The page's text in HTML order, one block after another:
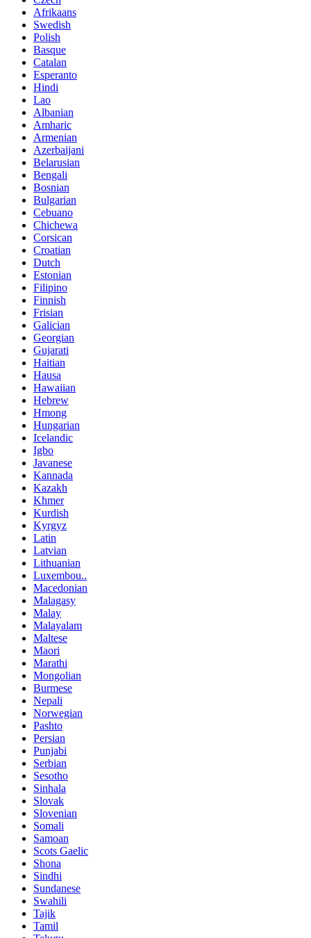
Afrikaans
Swedish
Polish
Basque
Catalan
Esperanto
Hindi
Lao
Albanian
Amharic
Armenian
Azerbaijani
Belarusian
Bengali
Bosnian
Bulgarian
Cebuano
Chichewa
Corsican
Croatian
Dutch
Estonian
Filipino
Finnish
Frisian
Galician
Georgian
Gujarati
Haitian
Hausa
Hawaiian
Hebrew
Hmong
Hungarian
Icelandic
Igbo
Javanese
Kannada
Kazakh
Khmer
Kurdish
Kyrgyz
Latin
Latvian
Lithuanian
Luxembou..
Macedonian
Malagasy
Malay
Malayalam
Maltese
Maori
Marathi
Mongolian
Burmese
Nepali
Norwegian
Pashto
Persian
Punjabi
Serbian
Sesotho
Sinhala
Slovak
Slovenian
Somali
Samoan
Scots Gaelic
Shona
Sindhi
Sundanese
Swahili
Tajik
Tamil